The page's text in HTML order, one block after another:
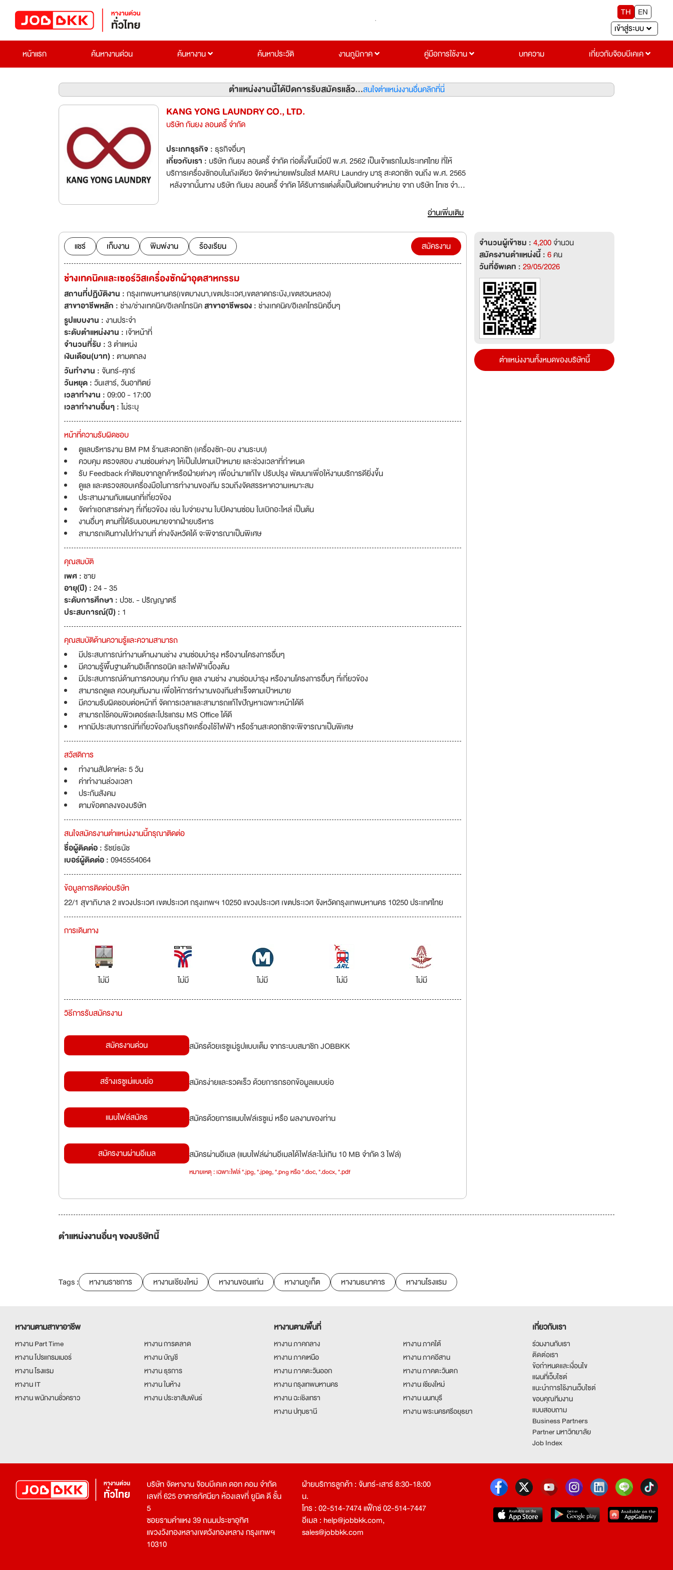
TH
EN
เข้าสู่ระบบ
หน้าแรก
ค้นหางานด่วน ค้นหางาน ค้นหาประวัติ งานภูมิภาค คู่มือการใช้งาน บทความ เกี่ยวกับจ๊อบบีเคเค
ตำแหน่งงานนี้ได้ปิดการรับสมัครแล้ว...สนใจตำแหน่งงานอื่นคลิกที่นี่
KANG YONG LAUNDRY CO., LTD.
บริษัท กันยง ลอนดรี้ จำกัด
ประเภทธุรกิจ : ธุรกิจอื่นๆ
เกี่ยวกับเรา :บริษัท กันยง ลอนดรี้ จำกัด ก่อตั้งขึ้นเมื่อปี พ.ศ. 2562 เป็นเจ้าแรกในประเทศไทย ที่ให้
บริการเครื่องซักอบในถังเดียว จัดจำหน่ายแฟรนไชส์ MARU Laundry มารุ สะดวกซัก จนถึง พ.ศ. 2565
หลังจากนั้นทาง บริษัท กันยง ลอนดรี้ จำกัด ได้รับการแต่งตั้งเป็นตัวแทนจำหน่าย จาก บริษัท โทเซ จำกัด
ประเทศญี่ปุ่น เนื่องจากมีความคงทน คุ้มค่า และการใช้งานในระยะยาวได้อย่างมีประสิทธิภาพ บริษัท กัน
เครื่องจักรอุตสาหกรรมซักอบภายใต้เครื่องหมายการค้า TOSE
อ่านเพิ่มเติม
แชร์ เก็บงาน พิมพ์งาน ร้องเรียน สมัครงาน
ช่างเทคนิคและเซอร์วิสเครื่องซักผ้าอุตสาหกรรม
สถานที่ปฏิบัติงาน :กรุงเทพมหานคร(เขตบางนา,เขตประเวศ,เขตลาดกระบัง,เขตสวนหลวง)
สาขาอาชีพหลัก :ช่าง/ช่างเทคนิค/อิเลคโทรนิคสาขาอาชีพรอง :ช่างเทคนิค/อิเลคโทรนิคอื่นๆ
รูปแบบงาน :งานประจำ
ระดับตำแหน่งงาน : เจ้าหน้าที่
จำนวนที่รับ :3 ตำแหน่ง
เงินเดือน(บาท) :ตามตกลง
วันทำงาน : จันทร์-ศุกร์
วันหยุด :วันเสาร์,วันอาทิตย์
เวลาทำงาน :09:00 - 17:00
เวลาทำงานอื่นๆ :ไม่ระบุ
หน้าที่ความรับผิดชอบ
ดูแลบริหารงาน BM PM ร้านสะดวกซัก (เครื่องซัก-อบ งานระบบ)
ควบคุม ตรวจสอบ งานซ่อมต่างๆ ให้เป็นไปตามเป้าหมาย และช่วงเวลาที่กำหนด
รับ Feedback คำติชมจากลูกค้าหรือฝ่ายต่างๆ เพื่อนำมาแก้ไข ปรับปรุง พัฒนาเพื่อให้งานบริการดียิ่งขึ้น
ดูแล และตรวจสอบเครื่องมือในการทำงานของทีม รวมถึงจัดสรรหาความเหมาะสม
ประสานงานกับแผนกที่เกี่ยวข้อง
จัดทำเอกสารต่างๆ ที่เกี่ยวข้อง เช่น ใบจ่ายงาน ใบปิดงานซ่อม ใบเบิกอะไหล่ เป็นต้น
งานอื่นๆ ตามที่ได้รับมอบหมายจากฝ่ายบริหาร
สามารถเดินทางไปทำงานที่ ต่างจังหวัดได้ จะพิจารณาเป็นพิเศษ
คุณสมบัติ
เพศ :ชาย
อายุ(ปี) :24 - 35
ระดับการศึกษา :ปวช. - ปริญญาตรี
ประสบการณ์(ปี) : 1
คุณสมบัติด้านความรู้และความสามารถ
มีประสบการณ์ทำงานด้านงานช่าง งานซ่อมบำรุง หรืองานโครงการอื่นๆ
มีความรู้พื้นฐานด้านอิเล็กทรอนิค และไฟฟ้าเบื้องต้น
มีประสบการณ์ด้านการควบคุม กำกับ ดูแล งานช่าง งานซ่อมบำรุง หรืองานโครงการอื่้นๆ ที่เกี่ยวข้อง
สามารถดูแล ควบคุมทีมงาน เพื่อให้การทำงานของทีมสำเร็จตามเป้าหมาย
มีความรับผิดชอบต่อหน้าที่ จัดการเวลาและสามารถแก้ไขปัญหาเฉพาะหน้าได้ดี
สามารถใช้คอมพิวเตอร์และโปรแกรม MS Office ได้ดี
หากมีประสบการณ์ที่เกี่ยวข้องกับธุรกิจเครื่องไช้ไฟฟ้า หรือร้านสะดวกซักจะพิจารณาเป็นพิเศษ
สวัสดิการ
ทำงานสัปดาห์ละ 5 วัน
ค่าทำงานล่วงเวลา
ประกันสังคม
ตามข้อตกลงของบริษัท
สนใจสมัครงานตำแหน่งงานนี้กรุณาติดต่อ
ชื่อผู้ติดต่อ :รัชย์ธนัช
เบอร์ผู้ติดต่อ :0945554064
ข้อมูลการติดต่อบริษัท
22/1 สุขาภิบาล 2 แขวงประเวศ เขตประเวศ กรุงเทพฯ 10250 แขวงประเวศ เขตประเวศ จังหวัดกรุงเทพมหานคร 10250 ประเทศไทย
การเดินทาง
ไม่มี ไม่มี ไม่มี ไม่มี ไม่มี
วิธีการรับสมัครงาน
สมัครงานด่วน สมัครด้วยเรซูเม่รูปแบบเต็ม จากระบบสมาชิก JOBBKK
สร้างเรซูเม่แบบย่อ สมัครง่ายและรวดเร็ว ด้วยการกรอกข้อมูลแบบย่อ
แนบไฟล์สมัคร สมัครด้วยการแนบไฟล์เรซูเม่ หรือ ผลงานของท่าน
สมัครงานผ่านอีเมล สมัครผ่านอีเมล (แนบไฟล์ผ่านอีเมลได้ไฟล์ละไม่เกิน 10 MB จำกัด 3 ไฟล์)
หมายเหตุ : เฉพาะไฟล์ *.jpg, *.jpeg, *.png หรือ *.doc, *.docx, *.pdf
จำนวนผู้เข้าชม :4,200จำนวน
สมัครงานตำแหน่งนี้ :6คน
วันที่อัพเดท :29/05/2026
ตำแหน่งงานทั้งหมดของบริษัทนี้
ตำแหน่งงานอื่นๆ ของบริษัทนี้
Tags : หางานราชการ หางานเชียงใหม่ หางานขอนแก่น หางานภูเก็ต หางานธนาคาร หางานโรงแรม
หางานตามสาขาอาชีพ
หางาน Part Time
หางาน การตลาด
หางาน โปรแกรมเมอร์
หางาน บัญชี
หางาน โรงแรม
หางาน ธุรการ
หางาน IT
หางาน ในห้าง
หางาน พนักงานชั่วคราว
หางาน ประชาสัมพันธ์
หางานตามพื้นที่
หางาน ภาคกลาง
หางาน ภาคใต้
หางาน ภาคเหนือ
หางาน ภาคอีสาน
หางาน ภาคตะวันออก
หางาน ภาคตะวันตก
หางาน กรุงเทพมหานคร
หางาน เชียงใหม่
หางาน ฉะเชิงเทรา
หางาน นนทบุรี
หางาน ปทุมธานี
หางาน พระนครศรีอยุธยา
เกี่ยวกับเรา
ร่วมงานกับเรา
ติดต่อเรา
ข้อกำหนดและเงื่อนไข
แผนที่เว็บไซต์
แนะนำการใช้งานเว็บไซต์
ขอบคุณทีมงาน
แบบสอบถาม
Business Partners
Partner มหาวิทยาลัย
Job Index
บริษัท จัดหางาน จ๊อบบีเคเค ดอท คอม จำกัด
เลขที่ 625 อาคารทัศนียา ห้องเลขที่ ยูนิต ดี ชั้น
5
ซอยรามคำแหง 39 ถนนประชาอุทิศ
แขวงวังทองหลางเขตวังทองหลาง กรุงเทพฯ
10310
ฝ่ายบริการลูกค้า : จันทร์-เสาร์ 8:30-18:00
น.
โทร : 02-514-7474 แฟ็กซ์ 02-514-7447
อีเมล : help@jobbkk.com,
sales@jobbkk.com